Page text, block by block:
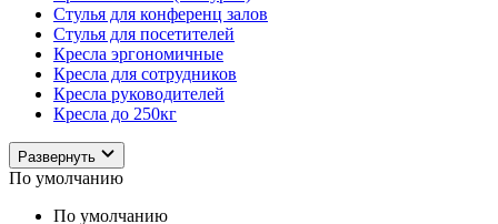
Стулья для конференц залов
Стулья для посетителей
Кресла эргономичные
Кресла для сотрудников
Кресла руководителей
Кресла до 250кг
Развернуть
По умолчанию
По умолчанию